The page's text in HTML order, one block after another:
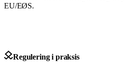
EU/EØS.
Regulering i praksis